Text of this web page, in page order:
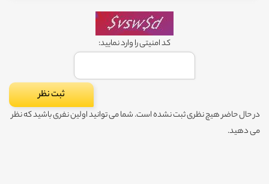
کد امنیتی را وارد نمایید:
در حال حاضر هیچ نظری ثبت نشده است. شما می توانید اولین نفری باشید که نظر
می دهید.